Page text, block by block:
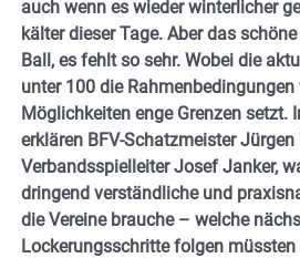
auch wenn es wieder winterlicher
kälter dieser Tage. Aber das
Ball, es fehlt so sehr. Wobei die
unter 100 die
Möglichkeiten enge Grenzen setzt.
erklären BFV-Schatzmeister
Verbandsspielleiter Josef Janker,
dringend verständliche und
die Vereine brauche – welche
Lockerungsschritte folgen